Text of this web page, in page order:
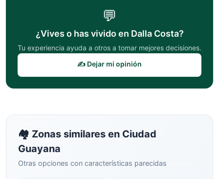
💬
¿Vives o has vivido en Dalla Costa?
Tu experiencia ayuda a otros a tomar mejores decisiones.
✍️ Dejar mi opinión
🏘️ Zonas similares en Ciudad
Guayana
Otras opciones con características parecidas